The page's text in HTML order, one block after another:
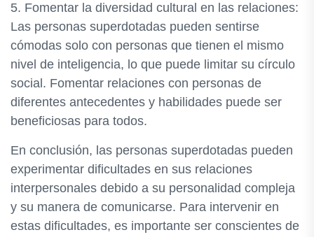
5. Fomentar la diversidad cultural en las relaciones:
Las personas superdotadas pueden sentirse
cómodas solo con personas que tienen el mismo
nivel de inteligencia, lo que puede limitar su círculo
social. Fomentar relaciones con personas de
diferentes antecedentes y habilidades puede ser
beneficiosas para todos.
En conclusión, las personas superdotadas pueden
experimentar dificultades en sus relaciones
interpersonales debido a su personalidad compleja
y su manera de comunicarse. Para intervenir en
estas dificultades, es importante ser conscientes de